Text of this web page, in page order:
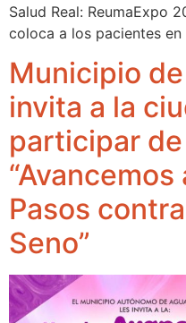
Salud Real: ReumaExpo
coloca a los pacientes
Municipio
invita a la
participar
Pasos
Seno”